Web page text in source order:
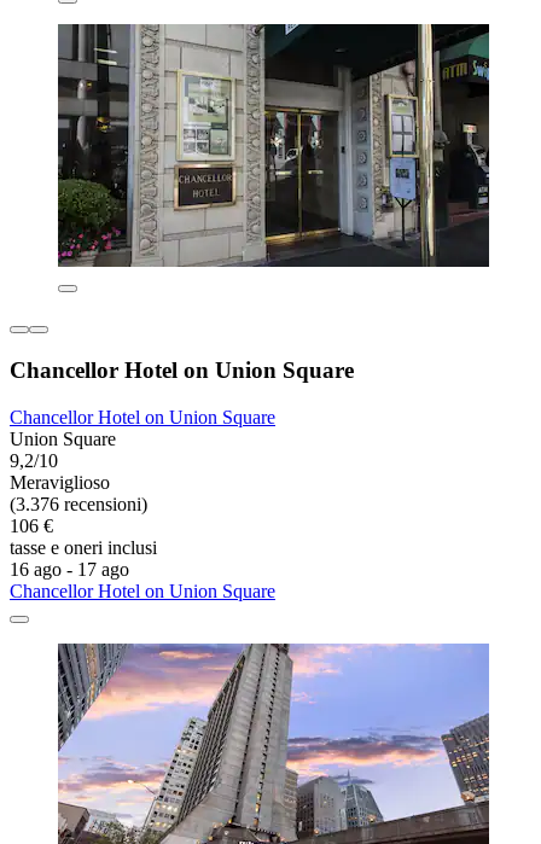
Chancellor Hotel on Union Square
Chancellor Hotel on Union Square
Union Square
9,2/10
Meraviglioso
(3.376 recensioni)
106 €
tasse e oneri inclusi
16 ago - 17 ago
Chancellor Hotel on Union Square